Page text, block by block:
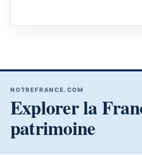
NOTREFRANCE.COM
Explorer la
patrimoine